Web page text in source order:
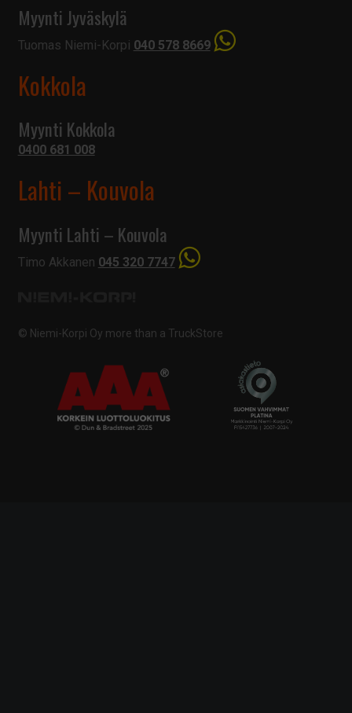
Myynti Jyväskylä
Tuomas Niemi-Korpi 040 578 8669
Kokkola
Myynti Kokkola
0400 681 008
Lahti – Kouvola
Myynti Lahti – Kouvola
Timo Akkanen 045 320 7747
© Niemi-Korpi Oy more than a TruckStore